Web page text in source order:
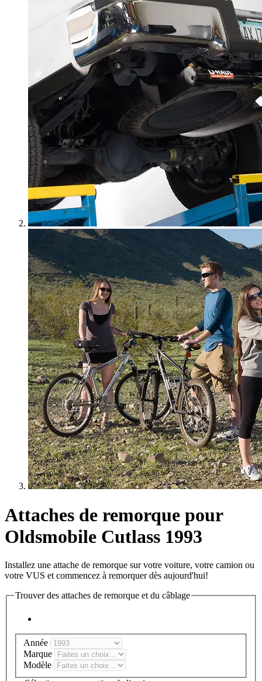
Attaches de remorque pour
Oldsmobile Cutlass 1993
Installez une attache de remorque sur votre voiture, votre camion ou
votre VUS et commencez à remorquer dès aujourd'hui!
Trouver des attaches de remorque et du câblage
Année
Marque
Modèle